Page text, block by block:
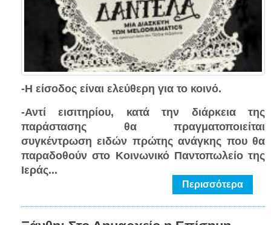
-Η είσοδος είναι ελεύθερη για το κοινό.
-Αντί εισιτηρίου, κατά την διάρκεια της
παράστασης θα πραγματοποιείται
συγκέντρωση ειδών πρώτης ανάγκης που θα
παραδοθούν στο Κοινωνικό Παντοπωλείο της
Ιεράς...
Περισσότερα